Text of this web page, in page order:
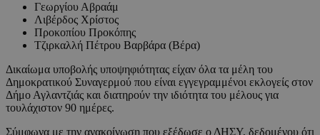
Γεωργίου Αβραάμ
Λιβέρδος Χρίστος
Προκοπίου Προκόπης
Τζιρκαλλή Πέτρου Βαρβάρα (Βέρα)
Δικαίωμα υποβολής υποψηφιότητας είχαν όλα τα μέλη του
Δημοκρατικού Συναγερμού που είναι εγγεγραμμένοι εκλογείς στον
Δήμο Αγλαντζιάς και διατηρούν την ιδιότητα του μέλους για
τουλάχιστον 90 ημέρες.
Σύμφωνα με την ανακοίνωση που εξέδωσε ο ΔΗΣΥ, δεδομένου ότι